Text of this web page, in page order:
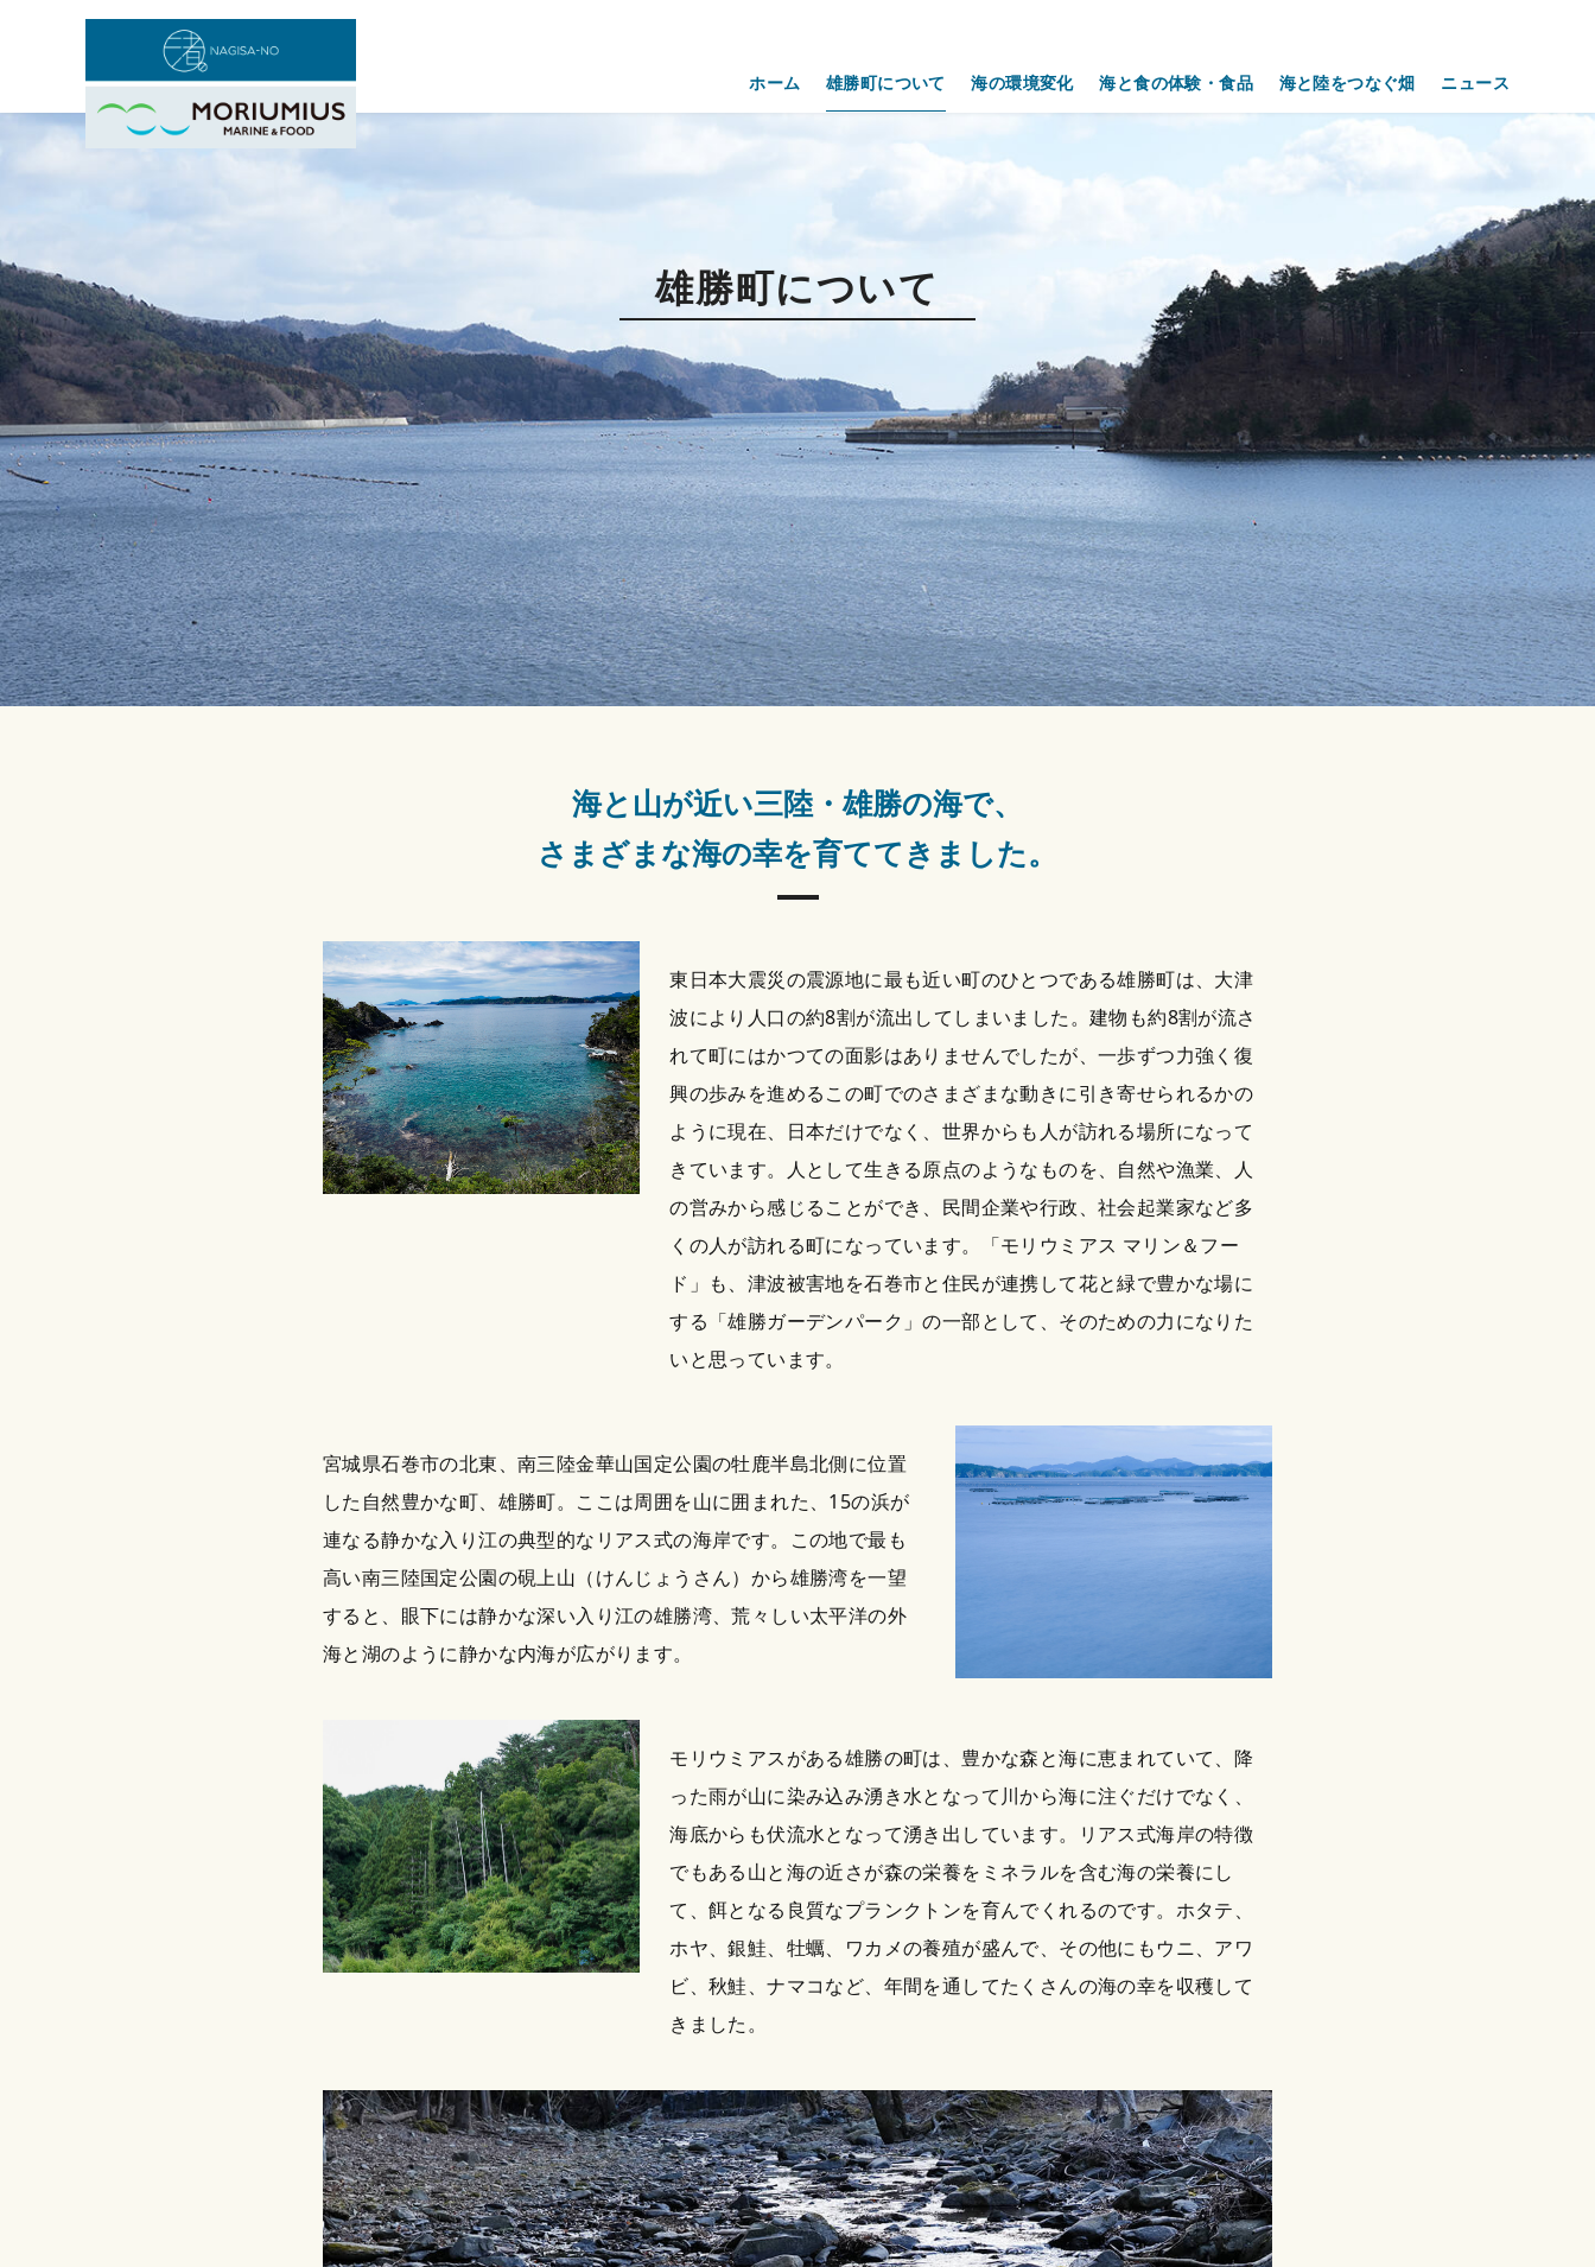
ツ
へ
移
動
ホーム 雄勝町について 海の環境変化 海と食の体験・食品 海と陸をつなぐ畑 ニュース
雄勝町について
海と山が近い三陸・雄勝の海で、
さまざまな海の幸を育ててきました。
東日本大震災の震源地に最も近い町のひとつである雄勝町は、大津
波により人口の約8割が流出してしまいました。建物も約8割が流さ
れて町にはかつての面影はありませんでしたが、一歩ずつ力強く復
興の歩みを進めるこの町でのさまざまな動きに引き寄せられるかの
ように現在、日本だけでなく、世界からも人が訪れる場所になって
きています。人として生きる原点のようなものを、自然や漁業、人
の営みから感じることができ、民間企業や行政、社会起業家など多
くの人が訪れる町になっています。「モリウミアス マリン＆フー
ド」も、津波被害地を石巻市と住民が連携して花と緑で豊かな場に
する「雄勝ガーデンパーク」の一部として、そのための力になりた
いと思っています。
宮城県石巻市の北東、南三陸金華山国定公園の牡鹿半島北側に位置
した自然豊かな町、雄勝町。ここは周囲を山に囲まれた、15の浜が
連なる静かな入り江の典型的なリアス式の海岸です。この地で最も
高い南三陸国定公園の硯上山（けんじょうさん）から雄勝湾を一望
すると、眼下には静かな深い入り江の雄勝湾、荒々しい太平洋の外
海と湖のように静かな内海が広がります。
モリウミアスがある雄勝の町は、豊かな森と海に恵まれていて、降
った雨が山に染み込み湧き水となって川から海に注ぐだけでなく、
海底からも伏流水となって湧き出しています。リアス式海岸の特徴
でもある山と海の近さが森の栄養をミネラルを含む海の栄養にし
て、餌となる良質なプランクトンを育んでくれるのです。ホタテ、
ホヤ、銀鮭、牡蠣、ワカメの養殖が盛んで、その他にもウニ、アワ
ビ、秋鮭、ナマコなど、年間を通してたくさんの海の幸を収穫して
きました。